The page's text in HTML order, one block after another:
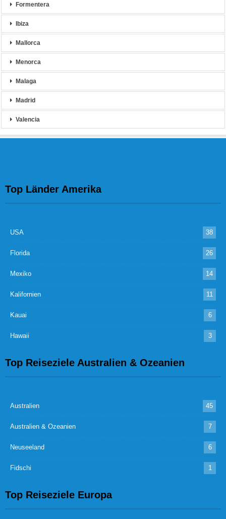
Formentera
Ibiza
Mallorca
Menorca
Malaga
Madrid
Valencia
Top Länder Amerika
USA 38
Florida 26
Mexiko 14
Kalifornien 11
Kauai 6
Hawaii 3
Top Reiseziele Australien & Ozeanien
Australien 45
Australien & Ozeanien 7
Neuseeland 6
Fidschi 1
Top Reiseziele Europa